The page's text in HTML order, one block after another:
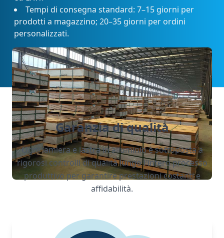
Tempi di consegna standard: 7–15 giorni per
prodotti a magazzino; 20–35 giorni per ordini
personalizzati.
Garanzia di qualità
Ogni lamiera e lastra in alluminio è sottoposta a
rigorosi controlli di qualità lungo l'intero processo
produttivo per garantire prestazioni costanti e
affidabilità.